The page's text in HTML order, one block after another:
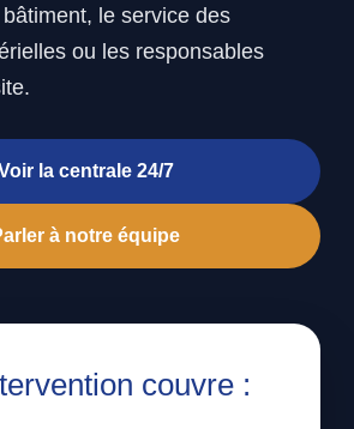
le service des
ou les responsables
la centrale 24/7
à notre équipe
couvre :